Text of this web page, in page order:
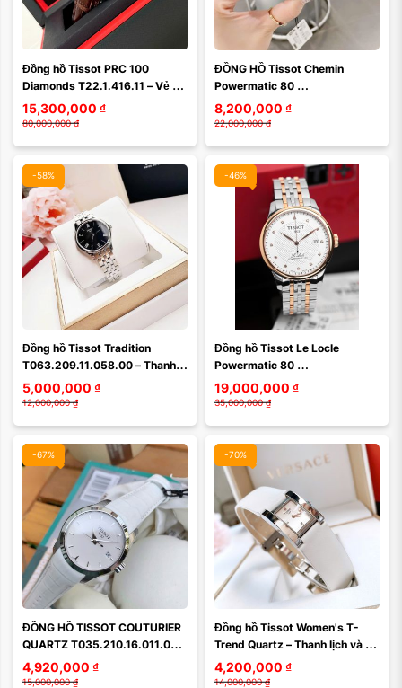
Đồng hồ Tissot PRC 100
Diamonds T22.1.416.11 – Vẻ
đẹp rực rỡ và tinh tế của người
phụ nữ hiện đại
15,300,000 ₫
80,000,000 ₫
ĐỒNG HỒ Tissot Chemin
Powermatic 80
T099.207.11.118.00 – Nét đẹp
cổ điển châu Âu dành cho quý
8,200,000 ₫
22,000,000 ₫
-58%
Đồng hồ Tissot Tradition
T063.209.11.058.00 – Thanh
lịch tối giản, chuẩn phong cách
công sở hiện đại
5,000,000 ₫
12,000,000 ₫
-46%
Đồng hồ Tissot Le Locle
Powermatic 80
T006.407.22.036.01 – Đỉnh
cao lịch lãm Thụy Sĩ, nay nâng
19,000,000 ₫
35,000,000 ₫
-67%
ĐỒNG HỒ TISSOT COUTURIER
QUARTZ T035.210.16.011.00 –
THANH LỊCH, TINH TẾ VÀ
CHÍNH XÁC TỪ THỤY SĨ
4,920,000 ₫
15,000,000 ₫
-70%
Đồng hồ Tissot Women's T-
Trend Quartz – Thanh lịch và
hiện đại cho phái đẹp
T63.1.155.31
4,200,000 ₫
14,000,000 ₫
Màu mặt:
Xóa